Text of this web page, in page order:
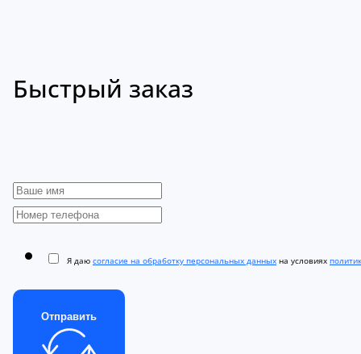
Быстрый заказ
Я даю согласие на обработку персональных данных на условиях
Отправить